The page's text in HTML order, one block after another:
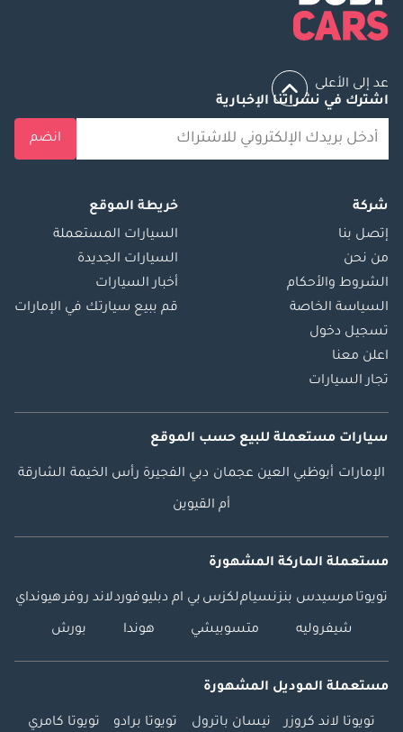
عد إلى الأعلى
اشترك في نشراتنا الإخبارية
انضم
شركة
إتصل بنا
من نحن
الشروط والأحكام
السياسة الخاصة
تسجيل دخول
اعلن معنا
تجار السيارات
خريطة الموقع
السيارات المستعملة
السيارات الجديدة
أخبار السيارات
قم ببيع سيارتك في الإمارات
سيارات مستعملة للبيع حسب الموقع
الإمارات أبوظبي العين عجمان دبي الفجيرة رأس الخيمة الشارقة
أم القيوين
مستعملة الماركة المشهورة
تويوتا مرسيدس بنزنسياملكزس بي ام دبليوفوردلاند روفرهيونداي
شيفروليه متسوبيشي هوندا بورش
مستعملة الموديل المشهورة
تويوتا لاند كروزر نيسان باترول تويوتا برادو تويوتا كامري